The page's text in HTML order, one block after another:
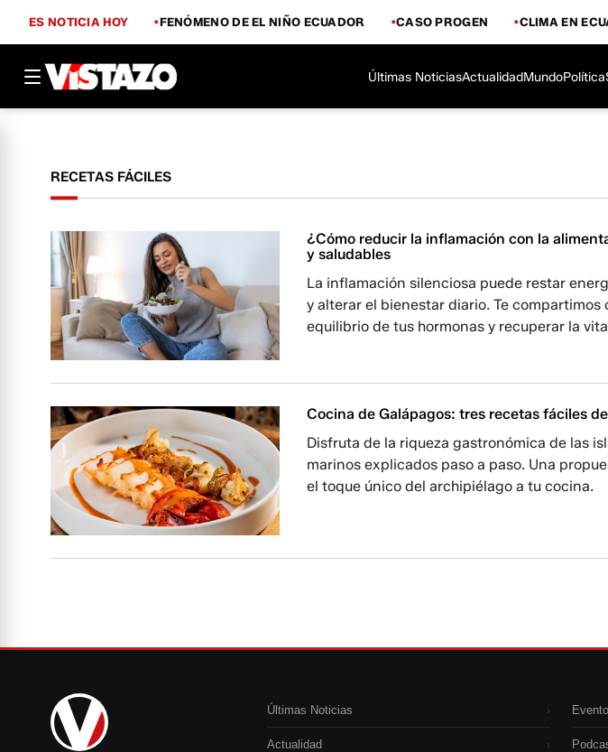
ES NOTICIA HOY FENÓMENO DE EL NIÑO ECUADOR CASO PROGEN CLIMA EN
Últimas NoticiasActualidadMundoPolítica
RECETAS FÁCILES
¿Cómo reducir la inflamación con la
y saludables
La inflamación silenciosa puede restar
y alterar el bienestar diario. Te compartimos
equilibrio de tus hormonas y recuperar la
Cocina de Galápagos: tres recetas fáciles
Disfruta de la riqueza gastronómica de las
marinos explicados paso a paso. Una
el toque único del archipiélago a tu cocina.
Últimas Noticias ›
Actualidad ›